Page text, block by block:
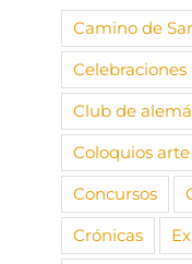
Camino de
Celebraciones
Club de
Coloquios
Concursos
Crónicas